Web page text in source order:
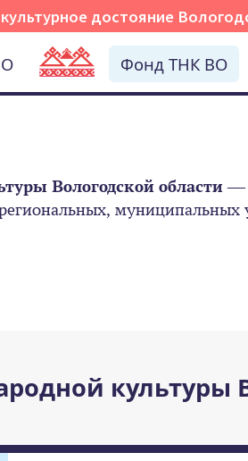
достояние
Фонд ТНК ВО
Вологодской области—
муниципальных
культуры